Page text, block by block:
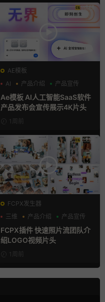
AE模板
AI
产品介绍 产品宣传
Ae模板 AI人工智能SaaS软件
产品发布会宣传展示4K片头
1周前
FCPX发生器
三维
产品介绍 产品宣传
FCPX插件 快速照片流团队介
绍LOGO视频片头
1周前